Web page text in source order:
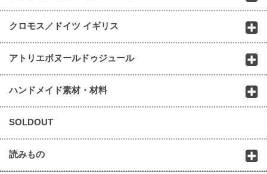
クロモス／ドイツ イギリス
アトリエボヌールドゥジュール
ハンドメイド素材・材料
SOLDOUT
読みもの